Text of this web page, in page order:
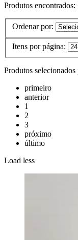
Produtos encontrados:
Ordenar por:
Itens por página:
Produtos selecionados
primeiro
anterior
1
2
3
próximo
último
Load less